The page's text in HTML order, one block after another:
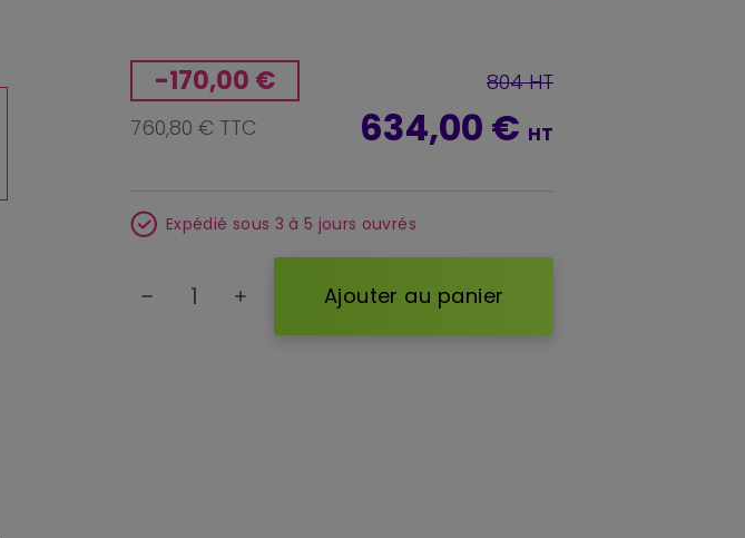
-170,00 €
760,80 € TTC
804 HT
634,00 € HT
Expédié sous 3 à 5 jours ouvrés
remove add Ajouter au panier